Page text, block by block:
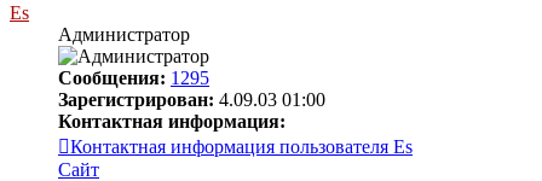
Es
Администратор
Сообщения: 1295
Зарегистрирован: 4.09.03 01:00
Контактная информация:
Контактная информация пользователя Es
Сайт